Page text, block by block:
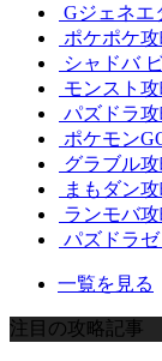
Gジェネエ
ポケポケ
シャドバ
モンスト
パズドラ攻
ポケモン
グラブル
まもダン
ランモバ
パズドラ
一覧を見る
注目の攻略記事